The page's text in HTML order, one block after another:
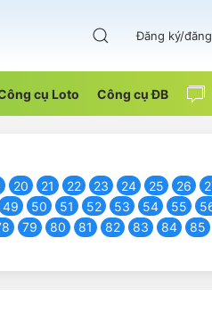
Đăng ký/
cụ Loto Công cụ ĐB
20 21 22 23 24 25 26
49 50 51 52 53 54 55
79 80 81 82 83 84 85